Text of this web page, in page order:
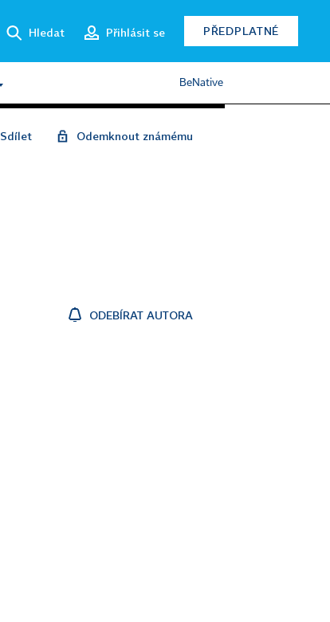
Hledat Přihlásit se PŘEDPLATNÉ
BeNative
Sdílet Odemknout známému
ODEBÍRAT AUTORA